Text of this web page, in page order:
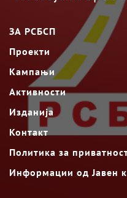
ЗА РСБСП
Проекти
Кампањи
Активности
Изданија
Контакт
Политика за
Информации од Јавен